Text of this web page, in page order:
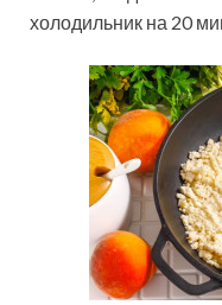
холодильник на 20